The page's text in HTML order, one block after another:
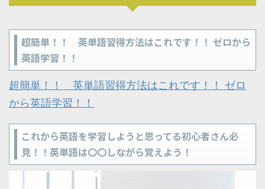
超簡単！！ 英単語習得方法はこれです！！ ゼロから
英語学習！！
超簡単！！ 英単語習得方法はこれです！！ ゼロ
から英語学習！！
これから英語を学習しようと思ってる初心者さん必
見！！英単語は〇〇しながら覚えよう！